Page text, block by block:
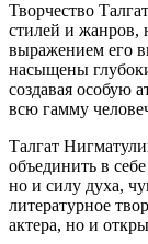
Творчество
стилей и жанров,
выражением его
насыщены
создавая особую
всю гамму
Талгат
объединить в
но и силу духа,
литературное
актера, но и